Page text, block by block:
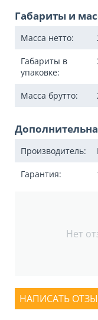
Габариты и
Масса нетто:
Габариты в
упаковке:
Масса брутто:
Производитель:
Гарантия:
Нет
НАПИСАТЬ